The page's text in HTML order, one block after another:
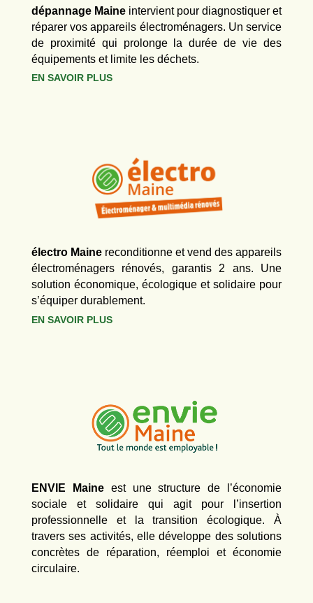
dépannage Maineintervient pour diagnostiquer et
réparer vos appareils électroménagers. Un service
de proximité qui prolonge la durée de vie des
équipements et limite les déchets.
EN SAVOIR PLUS
électro Mainereconditionne et vend des appareils
électroménagers rénovés, garantis 2 ans. Une
solution économique, écologique et solidaire pour
s’équiper durablement.
EN SAVOIR PLUS
ENVIE Maineest une structure de l’économie
sociale et solidaire qui agit pour l’insertion
professionnelle et la transition écologique. À
travers ses activités, elle développe des solutions
concrètes de réparation, réemploi et économie
circulaire.